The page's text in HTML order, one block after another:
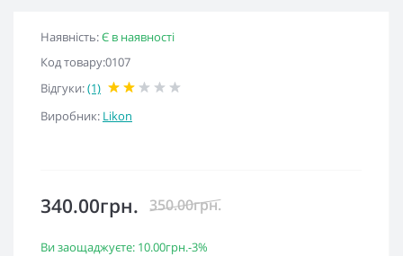
Наявність:Є в наявності
Код товару:0107
Відгуки:(1)
Виробник: Likon
340.00грн. 350.00грн.
Ви заощаджуєте: 10.00грн.-3%